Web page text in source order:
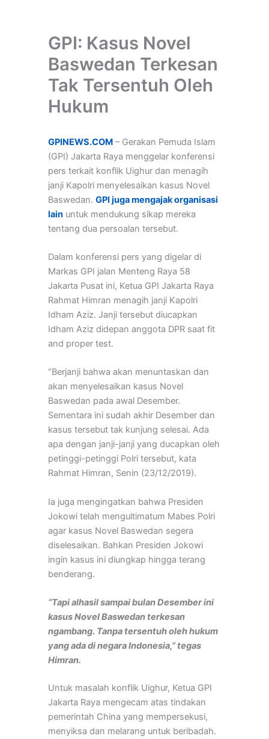
GPI: Kasus Novel
Baswedan Terkesan
Tak Tersentuh Oleh
Hukum
GPINEWS.COM – Gerakan Pemuda Islam
(GPI) Jakarta Raya menggelar konferensi
pers terkait konflik Uighur dan menagih
janji Kapolri menyelesaikan kasus Novel
Baswedan. GPI juga mengajak organisasi
lain untuk mendukung sikap mereka
tentang dua persoalan tersebut.
Dalam konferensi pers yang digelar di
Markas GPI jalan Menteng Raya 58
Jakarta Pusat ini, Ketua GPI Jakarta Raya
Rahmat Himran menagih janji Kapolri
Idham Aziz. Janji tersebut diucapkan
Idham Aziz didepan anggota DPR saat fit
and proper test.
“Berjanji bahwa akan menuntaskan dan
akan menyelesaikan kasus Novel
Baswedan pada awal Desember.
Sementara ini sudah akhir Desember dan
kasus tersebut tak kunjung selesai. Ada
apa dengan janji-janji yang ducapkan oleh
petinggi-petinggi Polri tersebut, kata
Rahmat Himran, Senin (23/12/2019).
Ia juga mengingatkan bahwa Presiden
Jokowi telah mengultimatum Mabes Polri
agar kasus Novel Baswedan segera
diselesaikan. Bahkan Presiden Jokowi
ingin kasus ini diungkap hingga terang
benderang.
“Tapi alhasil sampai bulan Desember ini
kasus Novel Baswedan terkesan
ngambang. Tanpa tersentuh oleh hukum
yang ada di negara Indonesia,” tegas
Himran.
Untuk masalah konflik Uighur, Ketua GPI
Jakarta Raya mengecam atas tindakan
pemerintah China yang mempersekusi,
menyiksa dan melarang untuk beribadah.